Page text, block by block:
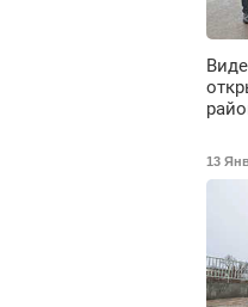
13